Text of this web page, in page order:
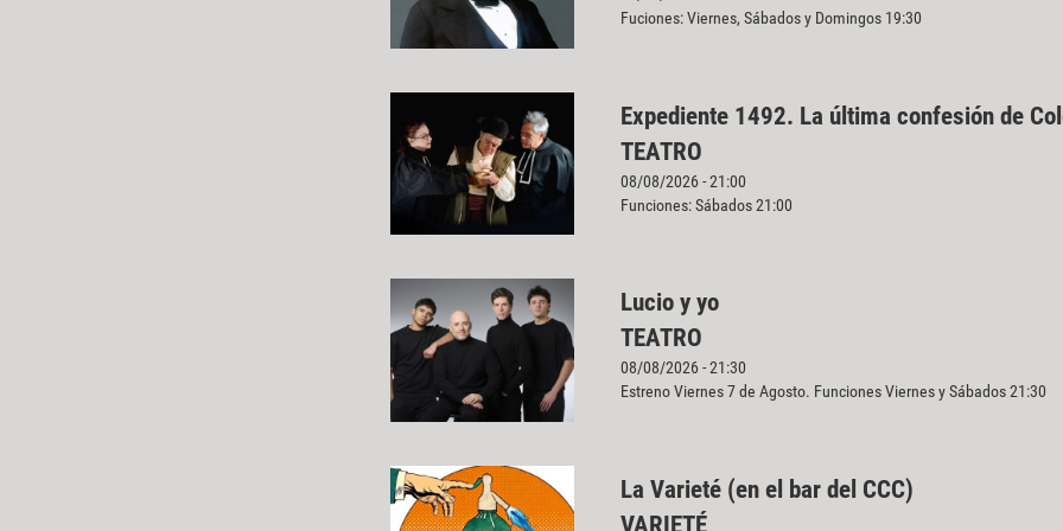
Fuciones: Viernes, Sábados y Domingos 19:30
Expediente 1492. La última confesión de
TEATRO
08/08/2026 - 21:00
Funciones: Sábados 21:00
Lucio y yo
TEATRO
08/08/2026 - 21:30
Estreno Viernes 7 de Agosto. Funciones Viernes y Sábados 21:30
La Varieté (en el bar del CCC)
VARIETÉ